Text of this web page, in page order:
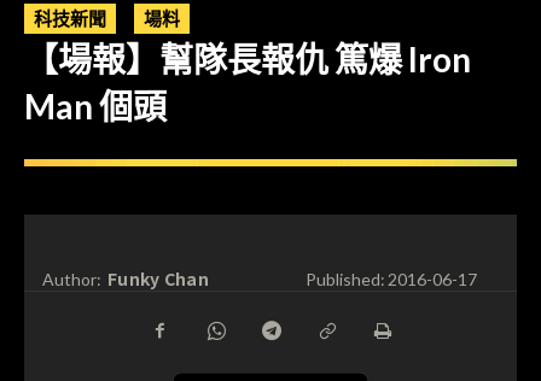
科技新聞 場料
【場報】幫隊長報仇 篤爆 Iron
Man 個頭
Author: Funky Chan Published:2016-06-17